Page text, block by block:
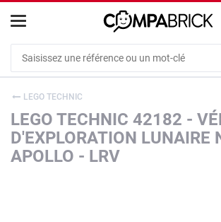
LEGO TECHNIC
LEGO TECHNIC 42182 -
D'EXPLORATION LUNAIRE
APOLLO - LRV
Cookies management panel